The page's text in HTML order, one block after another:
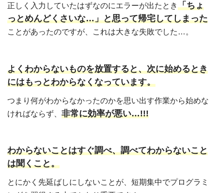
正しく入力していたはずなのにエラーが出たとき「ちょ
っとめんどくさいな…」と思って帰宅してしまった
ことがあったのですが、これは大きな失敗でした…。
よくわからないものを放置すると、次に始めるとき
にはもっとわからなくなっています。
つまり何がわからなかったのかを思い出す作業から始めな
ければならず、 非常に効率が悪い…!!!
わからないことはすぐ調べ、調べてわからないこと
は聞くこと。
とにかく先延ばしにしないことが、短期集中でプログラミ